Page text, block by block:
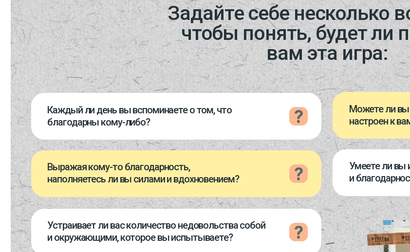
Если вы ответили «нет» хотя бы на один из этих вопросов,
вы точно найдете в этой игре интересные для вас
инструменты, которые помогут лучше себя чувствовать
Устраивает ли вас количество недовольства собой
и окружающими, которое вы испытываете?
Умеете ли вы
и благодарность и
Выражая кому-то благодарность,
наполняетесь ли вы силами и вдохновением?